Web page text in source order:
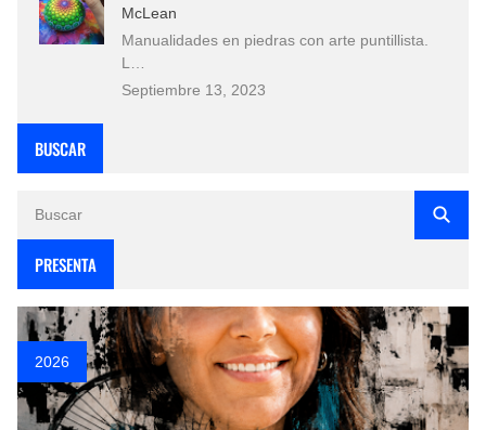
McLean
Manualidades en piedras con arte puntillista.
L…
Septiembre 13, 2023
BUSCAR
PRESENTA
2026